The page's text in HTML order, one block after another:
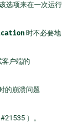
选项来在一次运行
时不必要地
客户端的
的崩溃问题
）。